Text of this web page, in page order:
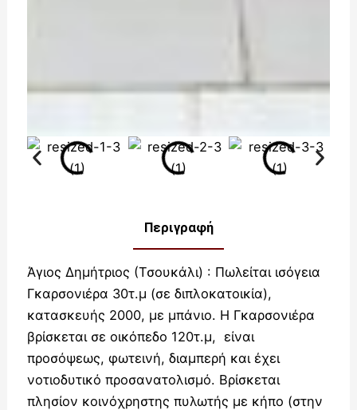
Περιγραφή
Άγιος Δημήτριος (Τσουκάλι) : Πωλείται ισόγεια
Γκαρσονιέρα 30τ.μ (σε διπλοκατοικία),
κατασκευής 2000, με μπάνιο. Η Γκαρσονιέρα
βρίσκεται σε οικόπεδο 120τ.μ, είναι
προσόψεως, φωτεινή, διαμπερή και έχει
νοτιοδυτικό προσανατολισμό. Βρίσκεται
πλησίον κοινόχρηστης πυλωτής με κήπο (στην